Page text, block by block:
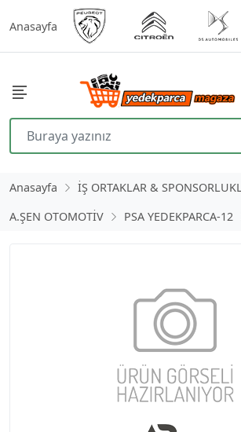
Anasayfa
Anasayfa
İŞ ORTAKLAR &
A.ŞEN OTOMOTİV
PSA YEDEKPARCA-12